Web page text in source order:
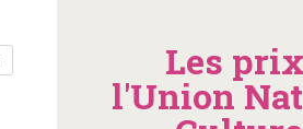
Les
l'Union